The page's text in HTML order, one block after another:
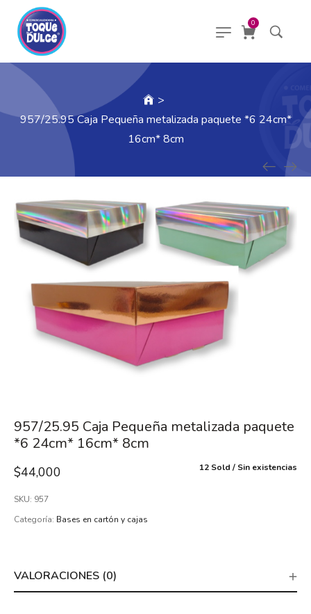
0
>
957/25.95 Caja Pequeña metalizada paquete *6 24cm*
16cm* 8cm
957/25.95 Caja Pequeña metalizada paquete
*6 24cm* 16cm* 8cm
12 Sold Sin existencias
$44,000
SKU: 957
Categoría: Bases en cartón y cajas
VALORACIONES (0)